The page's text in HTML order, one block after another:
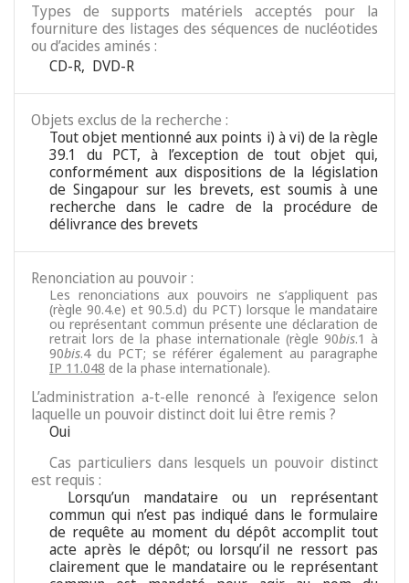
Types de supports matériels acceptés pour la
fourniture des listages des séquences de nucléotides
ou d’acides aminés :
CD-R, DVD-R
Objets exclus de la recherche :
Tout objet mentionné aux points i) à vi) de la règle
39.1 du PCT, à l’exception de tout objet qui,
conformément aux dispositions de la législation
de Singapour sur les brevets, est soumis à une
recherche dans le cadre de la procédure de
délivrance des brevets
Renonciation au pouvoir :
Les renonciations aux pouvoirs ne s’appliquent pas
(règle 90.4.e) et 90.5.d) du PCT) lorsque le mandataire
ou représentant commun présente une déclaration de
retrait lors de la phase internationale (règle 90bis.1 à
90bis.4 du PCT; se référer également au paragraphe
IP 11.048 de la phase internationale).
L’administration a-t-elle renoncé à l’exigence selon
laquelle un pouvoir distinct doit lui être remis ?
Oui
Cas particuliers dans lesquels un pouvoir distinct
est requis :
Lorsqu’un mandataire ou un représentant
commun qui n’est pas indiqué dans le formulaire
de requête au moment du dépôt accomplit tout
acte après le dépôt; ou lorsqu’il ne ressort pas
clairement que le mandataire ou le représentant